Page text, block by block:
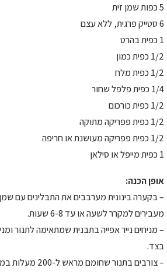
5 כפות שמן זית
6 סטייק פרגית, ללא עצם
1 כפית בהרט
1/2 כפית כמון
1/2 כפית מלח
1/4 כפית פלפל שחור
1/2 כפית כורכום
1/2 כפית פפריקה מתוקה
1/2 כפית פפריקה מעושנת או חריפה
1 כפית מייפל או סילאן
אופן הכנה:
– בקערה בינונית מערבבים את התבלינים עם שמן
מעבירים למקרר לשעה או עד 6-8 שעות.
– מניחים נייר אפייה בתבנית שמתאימה לתנור
בצד.